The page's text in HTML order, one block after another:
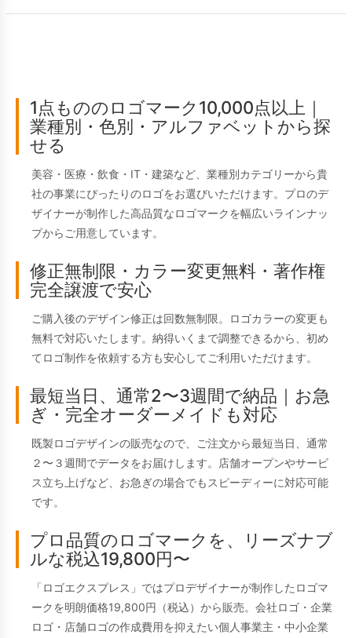
1点もののロゴマーク10,000点以上｜
業種別・色別・アルファベットから探
せる
美容・医療・飲食・IT・建築など、業種別カテゴリーから貴
社の事業にぴったりのロゴをお選びいただけます。プロのデ
ザイナーが制作した高品質なロゴマークを幅広いラインナッ
プからご用意しています。
修正無制限・カラー変更無料・著作権
完全譲渡で安心
ご購入後のデザイン修正は回数無制限。ロゴカラーの変更も
無料で対応いたします。納得いくまで調整できるから、初め
てロゴ制作を依頼する方も安心してご利用いただけます。
最短当日、通常2〜3週間で納品｜お急
ぎ・完全オーダーメイドも対応
既製ロゴデザインの販売なので、ご注文から最短当日、通常
２〜３週間でデータをお届けします。店舗オープンやサービ
ス立ち上げなど、お急ぎの場合でもスピーディーに対応可能
です。
プロ品質のロゴマークを、リーズナブ
ルな税込19,800円〜
「ロゴエクスプレス」ではプロデザイナーが制作したロゴマ
ークを明朗価格19,800円（税込）から販売。会社ロゴ・企業
ロゴ・店舗ロゴの作成費用を抑えたい個人事業主・中小企業